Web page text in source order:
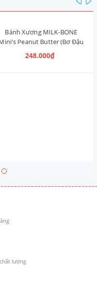
Bánh Xương MILK-BONE
Peanut Butter (Bơ Đậu
Phộng) 425g
248.000₫
lượng